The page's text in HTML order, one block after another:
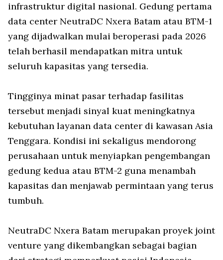
infrastruktur digital nasional. Gedung pertama
data center NeutraDC Nxera Batam atau BTM-1
yang dijadwalkan mulai beroperasi pada 2026
telah berhasil mendapatkan mitra untuk
seluruh kapasitas yang tersedia.
Tingginya minat pasar terhadap fasilitas
tersebut menjadi sinyal kuat meningkatnya
kebutuhan layanan data center di kawasan Asia
Tenggara. Kondisi ini sekaligus mendorong
perusahaan untuk menyiapkan pengembangan
gedung kedua atau BTM-2 guna menambah
kapasitas dan menjawab permintaan yang terus
tumbuh.
NeutraDC Nxera Batam merupakan proyek joint
venture yang dikembangkan sebagai bagian